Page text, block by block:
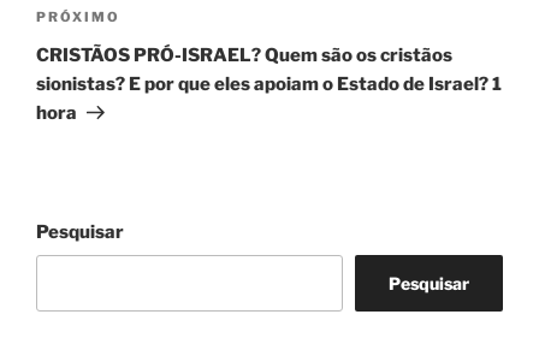
Próximo
post
PRÓXIMO
CRISTÃOS PRÓ-ISRAEL? Quem são os cristãos
sionistas? E por que eles apoiam o Estado de Israel? 1
hora
Pesquisar
Pesquisar